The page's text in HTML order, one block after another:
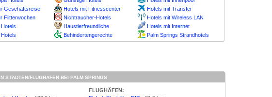
Geschäftsreise
Flitterwochen
Hotels mit Fitnesscenter
Nichtraucher-Hotels
Haustierfreundliche
Behindertengerechte
Hotels mit Transfer
Hotels mit Wireless LAN
Hotels mit Internet
Palm Springs Strandhotels
STÄDTEN/FLUGHÄFEN BEI PALM SPRINGS
FLUGHÄFEN: